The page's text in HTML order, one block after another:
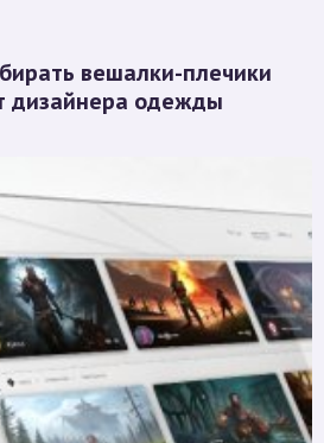
вешалки-плечики
одежды